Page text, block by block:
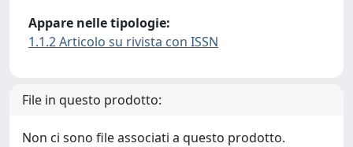
Appare nelle tipologie:
1.1.2 Articolo su rivista con ISSN
File in questo prodotto:
Non ci sono file associati a questo prodotto.